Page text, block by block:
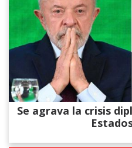
Se agrava la crisis